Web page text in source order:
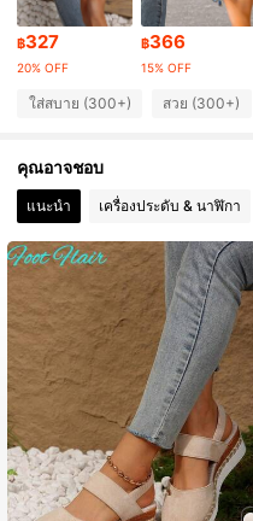
4.85 3.4K ผู้ติดตาม
4.85 3.4K ผู้ติดตาม
4.85 3.4K ผู้ติดตาม
4.85 3.4K ผู้ติดตาม
4.85 3.4K ผู้ติดตาม
฿327
20% OFF
฿366
15% OFF
ใส่สบาย (300+) สวย (300+)
คุณอาจชอบ
แนะนำ เครื่องประดับ & นาฬิกา